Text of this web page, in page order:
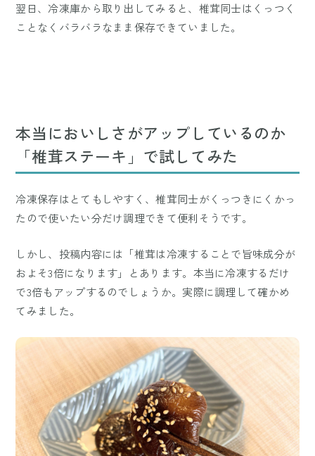
翌日、冷凍庫から取り出してみると、椎茸同士はくっつく
ことなくバラバラなまま保存できていました。
本当においしさがアップしているのか
「椎茸ステーキ」で試してみた
冷凍保存はとてもしやすく、椎茸同士がくっつきにくかっ
たので使いたい分だけ調理できて便利そうです。
しかし、投稿内容には「椎茸は冷凍することで旨味成分が
およそ3倍になります」とあります。本当に冷凍するだけ
で3倍もアップするのでしょうか。実際に調理して確かめ
てみました。